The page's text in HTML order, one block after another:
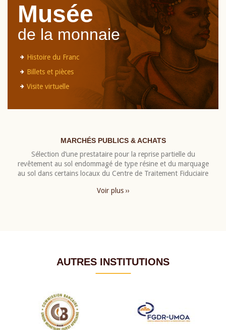
Musée
de la monnaie
Histoire du Franc
Billets et pièces
Visite virtuelle
MARCHÉS PUBLICS & ACHATS
Sélection d’une prestataire pour la reprise partielle du
revêtement au sol endommagé de type résine et du marquage
au sol dans certains locaux du Centre de Traitement Fiduciaire
Voir plus ››
AUTRES INSTITUTIONS